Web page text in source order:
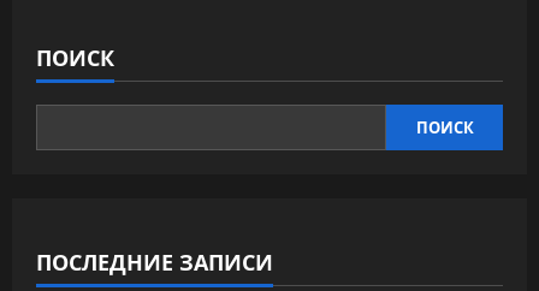
ПОИСК
ПОИСК
ПОСЛЕДНИЕ ЗАПИСИ